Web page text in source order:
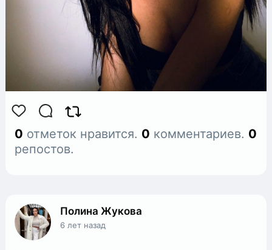
0 отметок нравится. 0 комментариев. 0
репостов.
Полина Жукова
6 лет назад